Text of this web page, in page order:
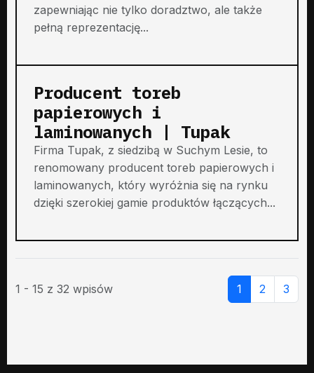
zapewniając nie tylko doradztwo, ale także
pełną reprezentację...
Producent toreb
papierowych i
laminowanych | Tupak
Firma Tupak, z siedzibą w Suchym Lesie, to
renomowany producent toreb papierowych i
laminowanych, który wyróżnia się na rynku
dzięki szerokiej gamie produktów łączących...
1 - 15 z 32 wpisów 1 2 3